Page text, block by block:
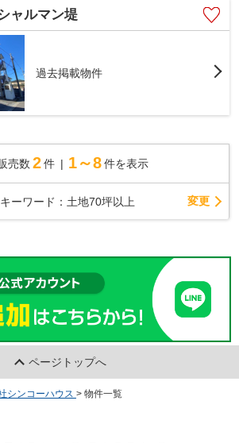
ャルマン堤
過去掲載物件
売数 2 件 1～8 件を表示
キーワード：土地70坪以上 変更
ページトップへ
シンコーハウス > 物件一覧